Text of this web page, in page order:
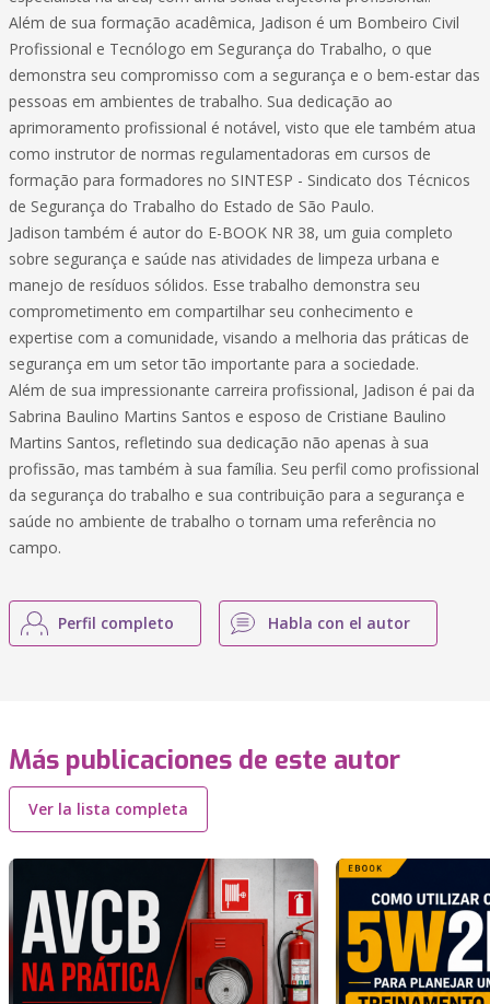
Além de sua formação acadêmica, Jadison é um Bombeiro Civil
Profissional e Tecnólogo em Segurança do Trabalho, o que
demonstra seu compromisso com a segurança e o bem-estar das
pessoas em ambientes de trabalho. Sua dedicação ao
aprimoramento profissional é notável, visto que ele também atua
como instrutor de normas regulamentadoras em cursos de
formação para formadores no SINTESP - Sindicato dos Técnicos
de Segurança do Trabalho do Estado de São Paulo.
Jadison também é autor do E-BOOK NR 38, um guia completo
sobre segurança e saúde nas atividades de limpeza urbana e
manejo de resíduos sólidos. Esse trabalho demonstra seu
comprometimento em compartilhar seu conhecimento e
expertise com a comunidade, visando a melhoria das práticas de
segurança em um setor tão importante para a sociedade.
Além de sua impressionante carreira profissional, Jadison é pai da
Sabrina Baulino Martins Santos e esposo de Cristiane Baulino
Martins Santos, refletindo sua dedicação não apenas à sua
profissão, mas também à sua família. Seu perfil como profissional
da segurança do trabalho e sua contribuição para a segurança e
saúde no ambiente de trabalho o tornam uma referência no
campo.
Perfil completo Habla con el autor
Más publicaciones de este autor
Ver la lista completa